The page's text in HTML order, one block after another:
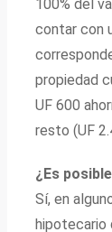
100% del
contar con
propiedad
UF 600
resto (UF
¿Es
Sí, en
hipotecario